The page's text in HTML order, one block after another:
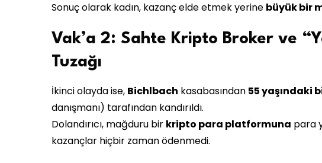
Sonuç olarak kadın, kazanç elde etmek yerine büyük bir
Vak’a 2: Sahte Kripto Broker ve
Tuzağı
İkinci olayda ise, Bichlbach kasabasından 55 yaşındaki
danışmanı) tarafından kandırıldı.
Dolandırıcı, mağduru bir kripto para platformuna para
kazançlar hiçbir zaman ödenmedi.